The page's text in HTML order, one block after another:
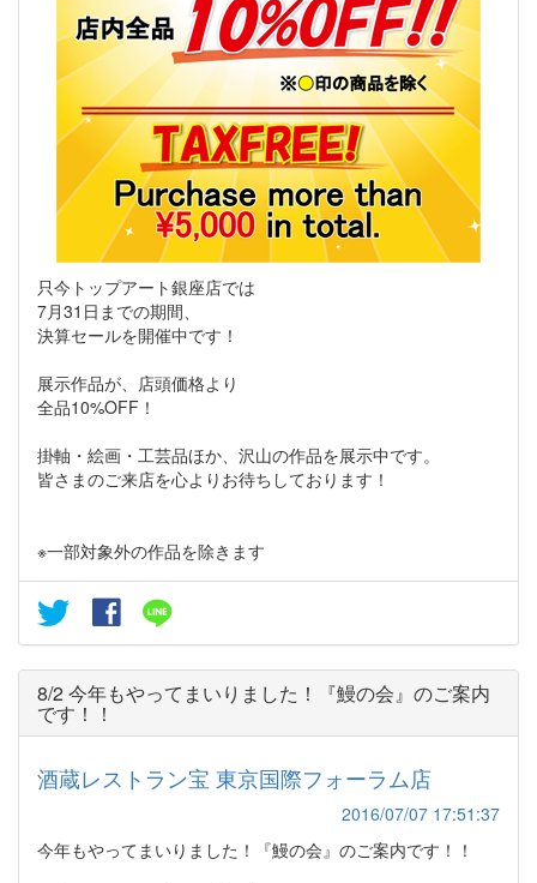
只今トップアート銀座店では
7月31日までの期間、
決算セールを開催中です！
展示作品が、店頭価格より
全品10%OFF！
掛軸・絵画・工芸品ほか、沢山の作品を展示中です。
皆さまのご来店を心よりお待ちしております！
※一部対象外の作品を除きます
8/2 今年もやってまいりました！『鰻の会』のご案内
です！！
酒蔵レストラン宝 東京国際フォーラム店
2016/07/07 17:51:37
今年もやってまいりました！『鰻の会』のご案内です！！